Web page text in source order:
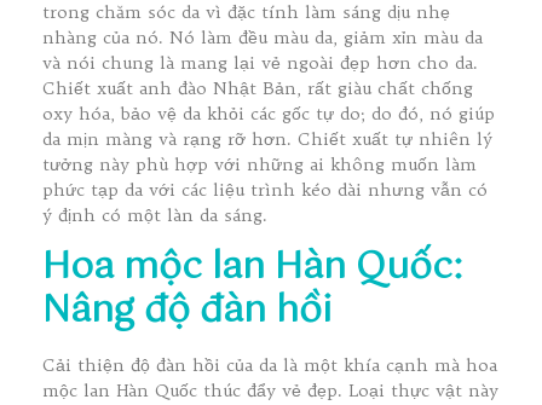
trong chăm sóc da vì đặc tính làm sáng dịu nhẹ
nhàng của nó. Nó làm đều màu da, giảm xỉn màu da
và nói chung là mang lại vẻ ngoài đẹp hơn cho da.
Chiết xuất anh đào Nhật Bản, rất giàu chất chống
oxy hóa, bảo vệ da khỏi các gốc tự do; do đó, nó giúp
da mịn màng và rạng rỡ hơn. Chiết xuất tự nhiên lý
tưởng này phù hợp với những ai không muốn làm
phức tạp da với các liệu trình kéo dài nhưng vẫn có
ý định có một làn da sáng.
Hoa mộc lan Hàn Quốc:
Nâng độ đàn hồi
Cải thiện độ đàn hồi của da là một khía cạnh mà hoa
mộc lan Hàn Quốc thúc đẩy vẻ đẹp. Loại thực vật này